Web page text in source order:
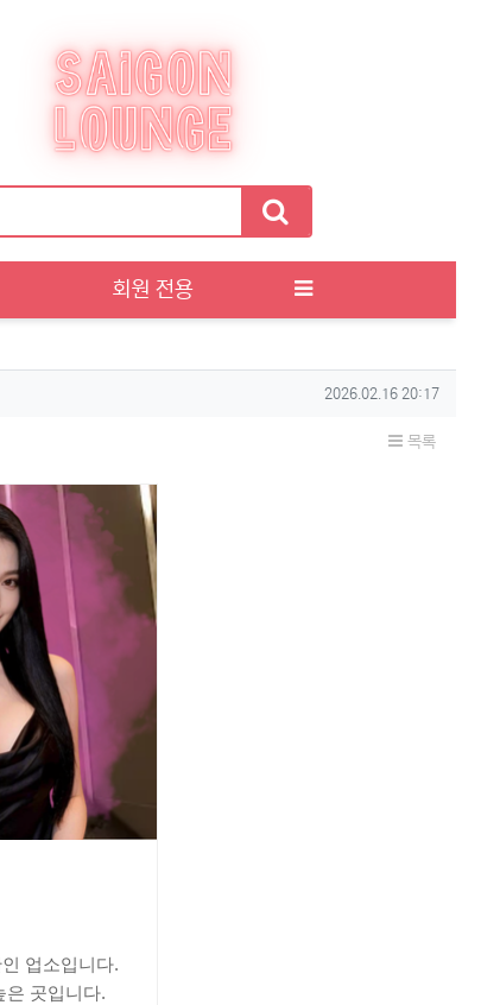
회원 전용
작성일
2026.02.16 20:17
목록
업소입니다.
은 곳입니다.